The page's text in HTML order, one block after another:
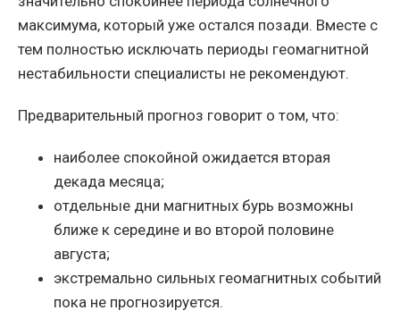
максимума, который уже остался позади. Вместе с
тем полностью исключать периоды геомагнитной
нестабильности специалисты не рекомендуют.
Предварительный прогноз говорит о том, что:
наиболее спокойной ожидается вторая
декада месяца;
отдельные дни магнитных бурь возможны
ближе к середине и во второй половине
августа;
экстремально сильных геомагнитных событий
пока не прогнозируется.